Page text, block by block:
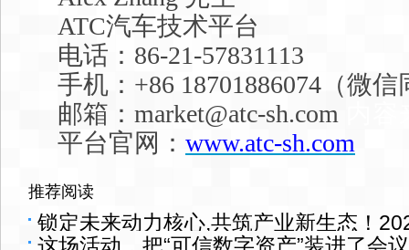
ATC汽车技术平台
电话：86-21-57831113
手机：+86 18701886074（微信
邮箱：market@atc-sh.com
平台官网： www.atc-sh.com
推荐阅读
锁定未来动力核心,共筑产业新生态！